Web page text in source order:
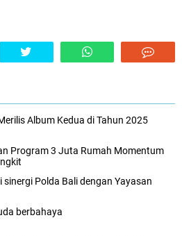
Album Kedua di Tahun 2025
Program 3 Juta Rumah Momentum
sinergi Polda Bali dengan Yayasan
berbahaya